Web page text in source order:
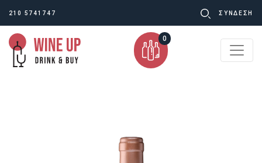
210 5741747 ΣΥΝΔΕΣΗ
0